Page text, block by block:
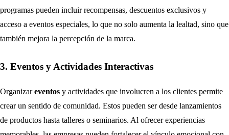
programas pueden incluir recompensas, descuentos exclusivos y
acceso a eventos especiales, lo que no solo aumenta la lealtad, sino que
también mejora la percepción de la marca.
3. Eventos y Actividades Interactivas
Organizareventos y actividades que involucren a los clientes permite
crear un sentido de comunidad. Estos pueden ser desde lanzamientos
de productos hasta talleres o seminarios. Al ofrecer experiencias